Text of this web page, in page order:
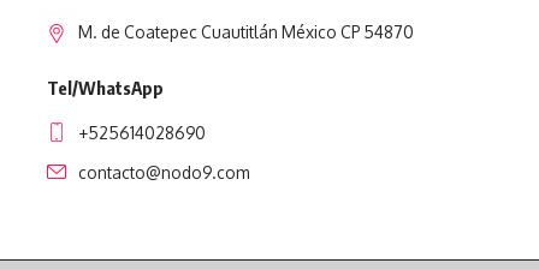
M. de Coatepec Cuautitlán México CP 54870
Tel/WhatsApp
+525614028690
contacto@nodo9.com